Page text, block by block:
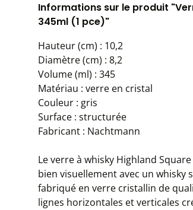
Informations sur le produit
345ml (1 pce)"
Hauteur (cm) : 10,2
Diamètre (cm) : 8,2
Volume (ml) : 345
Matériau : verre en cristal
Couleur : gris
Surface : structurée
Fabricant : Nachtmann
Le verre à whisky Highland
bien visuellement avec un whisky
fabriqué en verre cristallin de
lignes horizontales et verticales